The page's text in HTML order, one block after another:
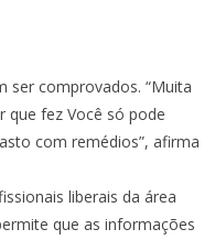
ser comprovados. “Muita
que fez Você só pode
com remédios”, afirma
liberais da área
que as informações